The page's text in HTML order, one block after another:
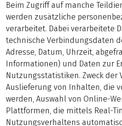
Beim Zugriff auf manche
werden zusätzliche
verarbeitet. Dabei verarbeitete
technische Verbindungsdaten
Adresse, Datum, Uhrzeit,
Informationen) und Daten zur
Nutzungsstatistiken. Zweck der
Auslieferung von Inhalten, die
werden, Auswahl von Online-
Plattformen, die mittels Real-
Nutzungsverhaltens